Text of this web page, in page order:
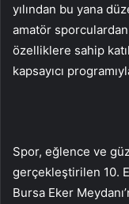
yılından bu yana
amatör
özelliklere sahip
kapsayıcı
Spor, eğlence ve
gerçekleştirilen 10.
Bursa Eker